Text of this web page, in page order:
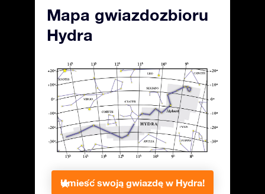
Mapa gwiazdozbioru
Hydra
Umieść swoją gwiazdę w Hydra!